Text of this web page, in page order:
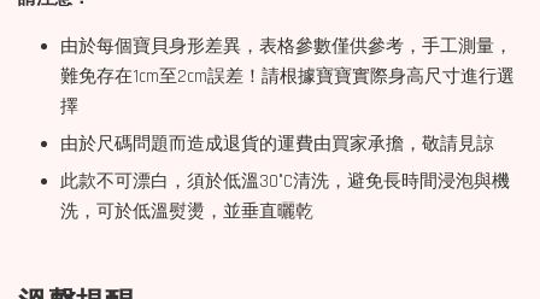
由於每個寶貝身形差異，表格參數僅供參考，手工測量，
難免存在1cm至2cm誤差！請根據寶寶實際身高尺寸進行選
擇
由於尺碼問題而造成退貨的運費由買家承擔，敬請見諒
此款不可漂白，須於低溫30°C清洗，避免長時間浸泡與機
洗，可於低溫熨燙，並垂直曬乾